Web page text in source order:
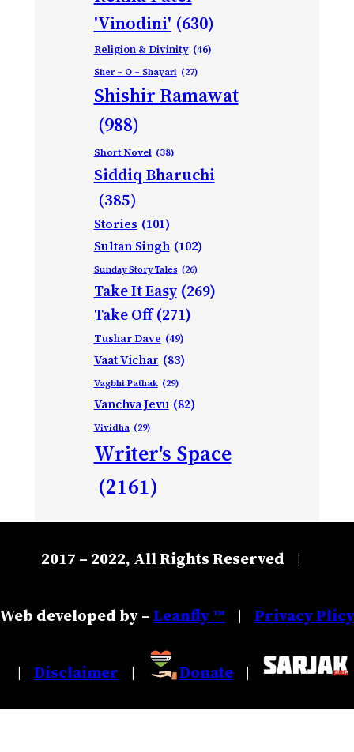
'Vinodini' (630)
Religion & Divinity (46)
Sher – O – Shayari (27)
Shishir Ramawat
(988)
Short Novel (38)
Siddiq Bharuchi
(385)
Stories (101)
Sultan Singh (102)
Sunday Story Tales (26)
Take It Easy (269)
Take Off (271)
Tushar Dave (49)
Vaat Vichar (83)
Vagbhi Pathak (29)
Vanchva Jevu (82)
Vividha (29)
Writer's Space
(2161)
2017 – 2022, All Rights Reserved |
Web developed by –Leanfly ™ | Privacy Plicy
| Disclaimer | Donate |